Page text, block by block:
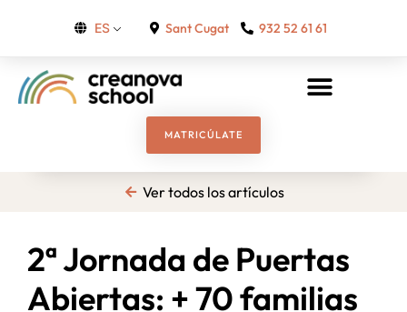
ES Sant Cugat 932 52 61 61
MATRICÚLATE
Ver todos los artículos
2ª Jornada de Puertas
Abiertas: + 70 familias